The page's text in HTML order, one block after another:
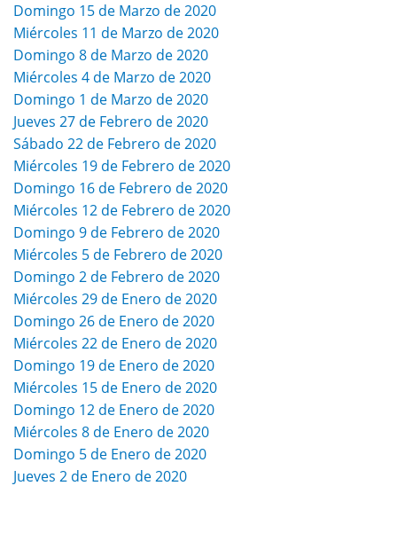
Domingo 15 de Marzo de 2020
Miércoles 11 de Marzo de 2020
Domingo 8 de Marzo de 2020
Miércoles 4 de Marzo de 2020
Domingo 1 de Marzo de 2020
Jueves 27 de Febrero de 2020
Sábado 22 de Febrero de 2020
Miércoles 19 de Febrero de 2020
Domingo 16 de Febrero de 2020
Miércoles 12 de Febrero de 2020
Domingo 9 de Febrero de 2020
Miércoles 5 de Febrero de 2020
Domingo 2 de Febrero de 2020
Miércoles 29 de Enero de 2020
Domingo 26 de Enero de 2020
Miércoles 22 de Enero de 2020
Domingo 19 de Enero de 2020
Miércoles 15 de Enero de 2020
Domingo 12 de Enero de 2020
Miércoles 8 de Enero de 2020
Domingo 5 de Enero de 2020
Jueves 2 de Enero de 2020